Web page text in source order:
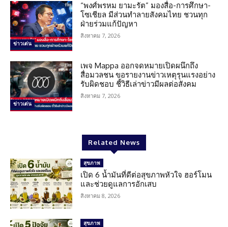
ข่าวเด่น
“พงศ์พรหม ยามะรัต” มองสื่อ-การศึกษา-
โซเชียล มีส่วนทำลายสังคมไทย ชวนทุก
ฝ่ายร่วมแก้ปัญหา
สิงหาคม 7, 2026
ข่าวเด่น
เพจ Mappa ออกจดหมายเปิดผนึกถึง
สื่อมวลชน ขอรายงานข่าวเหตุรุนแรงอย่าง
รับผิดชอบ ชี้วิธีเล่าข่าวมีผลต่อสังคม
สิงหาคม 7, 2026
Related News
สุขภาพ
เปิด 6 น้ำมันที่ดีต่อสุขภาพหัวใจ ฮอร์โมน
และช่วยดูแลการอักเสบ
สิงหาคม 8, 2026
สุขภาพ